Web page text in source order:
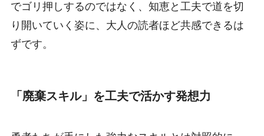
でゴリ押しするのではなく、知恵と工夫で道を切
り開いていく姿に、大人の読者ほど共感できるは
ずです。
「廃棄スキル」を工夫で活かす発想力